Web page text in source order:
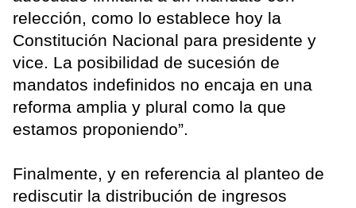
relección, como lo establece hoy la
Constitución Nacional para presidente y
vice. La posibilidad de sucesión de
mandatos indefinidos no encaja en una
reforma amplia y plural como la que
estamos proponiendo”.
Finalmente, y en referencia al planteo de
rediscutir la distribución de ingresos